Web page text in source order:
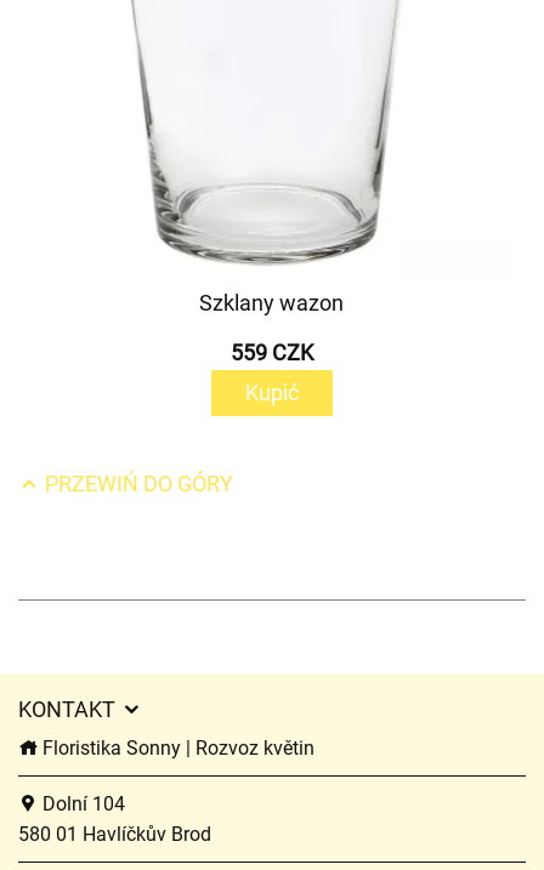
Szklany wazon
559 CZK
Kupić
PRZEWIŃ DO GÓRY
KONTAKT
Floristika Sonny | Rozvoz květin
Dolní 104
580 01 Havlíčkův Brod